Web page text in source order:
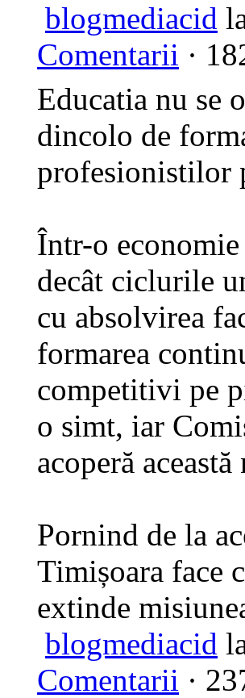
blogmediacid
Comentarii ·
Educatia nu se
dincolo de
profesionistilor
Într-o
decât ciclurile
cu absolvirea
formarea
competitivi pe
o simt, iar
acoperă
Pornind de la
Timișoara face
extinde
blogmediacid
Comentarii ·